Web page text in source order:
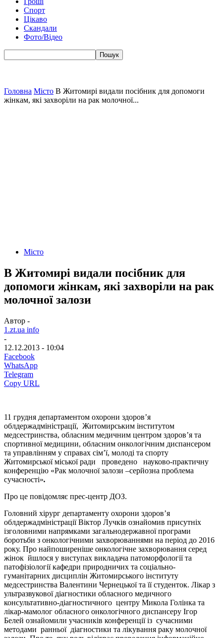
Спорт
Цікаво
Скандали
Фото/Відео
Головна Місто В Житомирі видали посібник для допомоги
жінкам, які захворіли на рак молочної...
Місто
В Житомирі видали посібник для
допомоги жінкам, які захворіли на рак
молочної залози
Автор -
1.zt.ua info
-
12.12.2013 - 10:04
Facebook
WhatsApp
Telegram
Copy URL
11 грудня департаментом охорони здоров’я
облдержадміністрації, Житомирським інститутом
медсестринства, обласним медичним центром здоров’я та
спортивної медицини, обласним онкологічним диспансером
та управлінням у справах сім’ї, молоді та спорту
Житомирської міської ради проведено науково-практичну
конференцію «Рак молочної залози –серйозна проблема
сучасності».
Про це повідомляє прес-центр ДОЗ.
Головний хірург департаменту охорони здоров’я
облдержадміністрації Віктор Лучків ознайомив присутніх
ізголовними напрямками загальнодержавної програми
боротьби з онкологічними захворюваннями на період до 2016
року. Про найпоширеніше онкологічне захворювання серед
жінок йшлося у виступах викладача патоморфології та
патофізіології кафедри природничих та соціально-
гуманітарних дисциплін Житомирського інституту
медсестринства Валентини Чернецької та її студенток. Лікар з
ультразвукової діагностики обласного медичного
консультативно-діагностичного центру Микола Голінка та
лікар-мамолог обласного онкологічного диспансеру Ігор
Белей ознайомили учасників конференції із сучасними
методами ранньої діагностики та лікування раку молочної